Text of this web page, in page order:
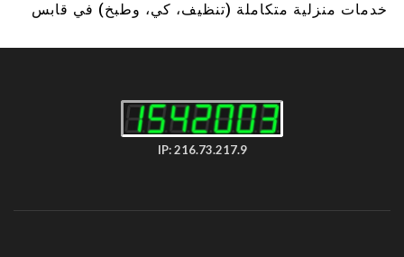
خدمات منزلية متكاملة (تنظيف، كي، وطبخ) في قابس
IP: 216.73.217.9